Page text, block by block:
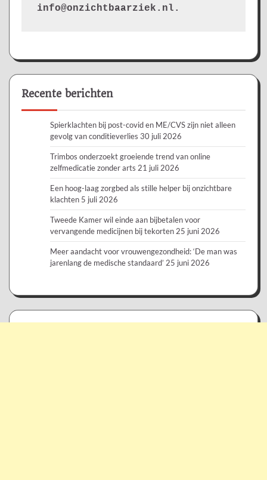
info@onzichtbaarziek.nl.
Recente berichten
Spierklachten bij post-covid en ME/CVS zijn niet alleen
gevolg van conditieverlies 30 juli 2026
Trimbos onderzoekt groeiende trend van online
zelfmedicatie zonder arts 21 juli 2026
Een hoog-laag zorgbed als stille helper bij onzichtbare
klachten 5 juli 2026
Tweede Kamer wil einde aan bijbetalen voor
vervangende medicijnen bij tekorten 25 juni 2026
Meer aandacht voor vrouwengezondheid: ‘De man was
jarenlang de medische standaard’ 25 juni 2026